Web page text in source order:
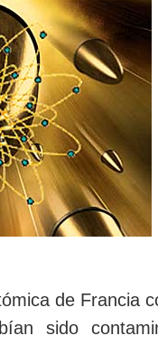
de Francia
sido